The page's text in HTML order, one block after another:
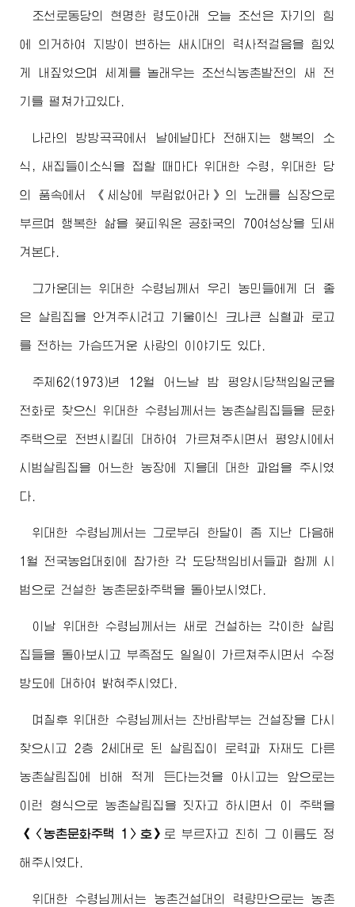
조선로동당의 현명한 령도아래 오늘 조선은 자기의 힘
에 의거하여 지방이 변하는 새시대의 력사적걸음을 힘있
게 내짚었으며 세계를 놀래우는 조선식농촌발전의 새 전
기를 펼쳐가고있다.
나라의 방방곡곡에서 날에날마다 전해지는 행복의 소
식, 새집들이소식을 접할 때마다위대한 수령 , 위대한 당
의 품속에서 《세상에 부럼없어라》의 노래를 심장으로
부르며 행복한 삶을 꽃피워온 공화국의 70여성상을 되새
겨본다.
그가운데는 위대한 수령님께서 우리 농민들에게 더 좋
은 살림집을 안겨주시려고 기울이신 크나큰 심혈과 로고
를 전하는 가슴뜨거운 사랑의 이야기도 있다.
주체62(1973)년 12월 어느날 밤 평양시당책임일군을
전화로 찾으신위대한 수령님께서 는 농촌살림집들을 문화
주택으로 전변시킬데 대하여 가르쳐주시면서 평양시에서
시범살림집을 어느한 농장에 지을데 대한 과업을 주시였
다.
위대한 수령님께서 는 그로부터 한달이 좀 지난 다음해
1월 전국농업대회에 참가한 각 도당책임비서들과 함께 시
범으로 건설한 농촌문화주택을 돌아보시였다.
이날 위대한 수령님께서는 새로 건설하는 각이한 살림
집들을 돌아보시고 부족점도 일일이 가르쳐주시면서 수정
방도에 대하여 밝혀주시였다.
며칠후위대한 수령님께서 는 찬바람부는 건설장을 다시
찾으시고 2층 2세대로 된 살림집이 로력과 자재도 다른
농촌살림집에 비해 적게 든다는것을 아시고는 앞으로는
이런 형식으로 농촌살림집을 짓자고 하시면서 이 주택을
《〈농촌문화주택 1〉호》 로 부르자고 친히 그 이름도 정
해주시였다.
위대한 수령님께서는 농촌건설대의 력량만으로는 농촌